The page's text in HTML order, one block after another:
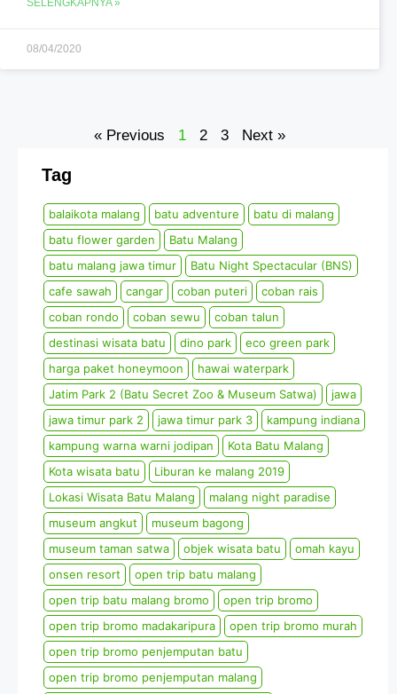
08/04/2020
« Previous 1 2 3 Next »
Tag
balaikota malang batu adventure
batu di malang
batu flower garden
Batu Malang
batu malang jawa timur
Batu Night Spectacular (BNS)
cafe sawah
cangar coban puteri
coban rais
coban rondo
coban sewu
coban talun
destinasi wisata batu
dino park
eco green park
harga paket honeymoon
hawai waterpark
Jatim Park 2 (Batu Secret Zoo & Museum Satwa)
jawa
jawa timur park 2
jawa timur park 3
kampung indiana
kampung warna warni jodipan
Kota Batu Malang
Kota wisata batu
Liburan ke malang 2019
Lokasi Wisata Batu Malang
malang night paradise
museum angkut
museum bagong
museum taman satwa
objek wisata batu
omah kayu
onsen resort
open trip batu malang
open trip batu malang bromo
open trip bromo
open trip bromo madakaripura
open trip bromo murah
open trip bromo penjemputan batu
open trip bromo penjemputan malang